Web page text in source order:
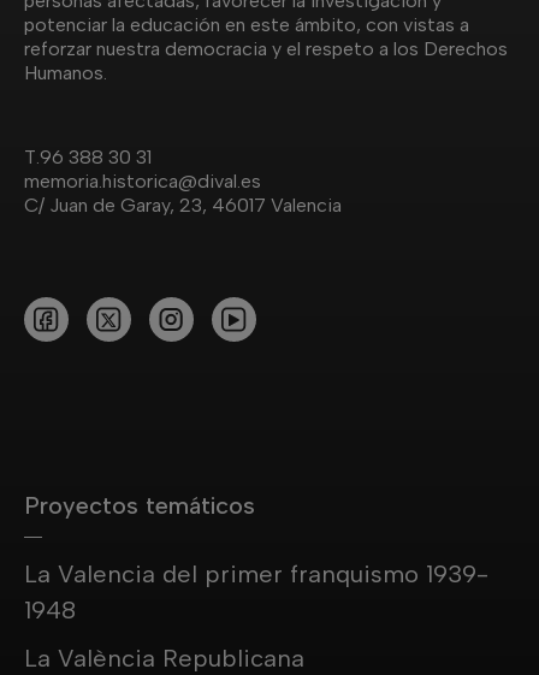
potenciar la educación en este ámbito, con vistas a
reforzar nuestra democracia y el respeto a los Derechos
Humanos.
T. 96 388 30 31
memoria.historica@dival.es
C/ Juan de Garay, 23, 46017 Valencia
Proyectos temáticos
La Valencia del primer franquismo 1939-
1948
La València Republicana